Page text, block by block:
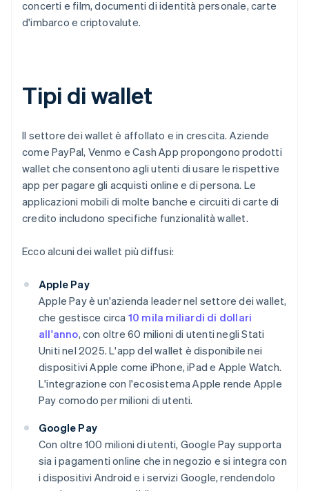
concerti e film, documenti di identità personale, carte
d'imbarco e criptovalute.
Tipi di wallet
Il settore dei wallet è affollato e in crescita. Aziende
come PayPal, Venmo e Cash App propongono prodotti
wallet che consentono agli utenti di usare le rispettive
app per pagare gli acquisti online e di persona. Le
applicazioni mobili di molte banche e circuiti di carte di
credito includono specifiche funzionalità wallet.
Ecco alcuni dei wallet più diffusi:
Apple Pay
Apple Pay è un'azienda leader nel settore dei wallet,
che gestisce circa 10 mila miliardi di dollari
all'anno, con oltre 60 milioni di utenti negli Stati
Uniti nel 2025. L'app del wallet è disponibile nei
dispositivi Apple come iPhone, iPad e Apple Watch.
L'integrazione con l'ecosistema Apple rende Apple
Pay comodo per milioni di utenti.
Google Pay
Con oltre 100 milioni di utenti, Google Pay supporta
sia i pagamenti online che in negozio e si integra con
i dispositivi Android e i servizi Google, rendendolo